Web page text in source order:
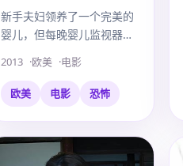
新手夫妇领养了一个完美的
婴儿，但每晚婴儿监视器
话声。
2013 欧美 电影
欧美 电影 恐怖